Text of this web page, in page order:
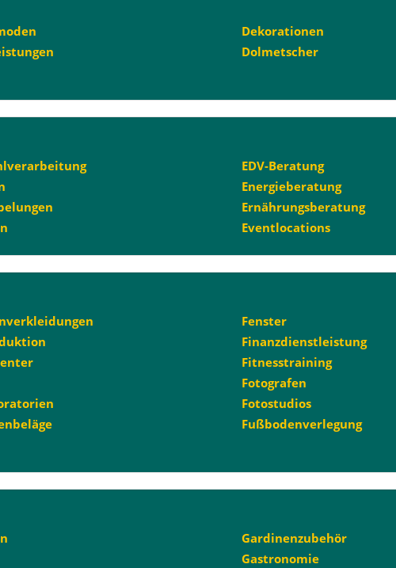
Dekorationen
Dolmetscher
EDV-Beratung
Energieberatung
Ernährungsberatung
Eventlocations
Fenster
Finanzdienstleistung
Fitnesstraining
Fotografen
Fotostudios
Fußbodenverlegung
Gardinenzubehör
Gastronomie